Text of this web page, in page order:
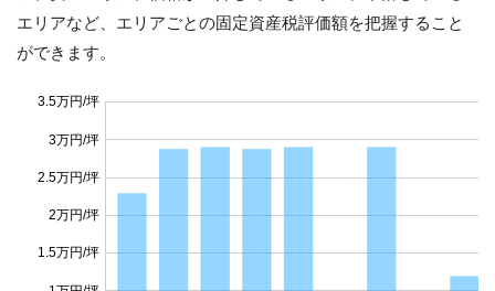
エリアなど、エリアごとの固定資産税評価額を把握すること
ができます。
1.5万円/坪
2万円/坪
2.5万円/坪
3万円/坪
3.5万円/坪